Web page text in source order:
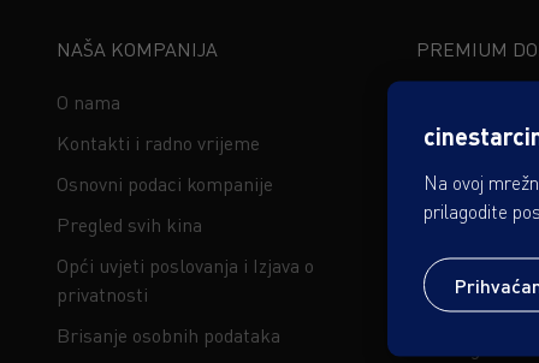
NAŠA KOMPANIJA
O nama
Kontakti i radno vrijeme
Osnovni podaci kompanije
Pregled svih kina
Opći uvjeti poslovanja i Izjava o
privatnosti
Brisanje osobnih podataka
PREMIUM
IMAX
4DX
Gold Class by
eXtreme by
RealD 3D
Na ovoj
prilagodite